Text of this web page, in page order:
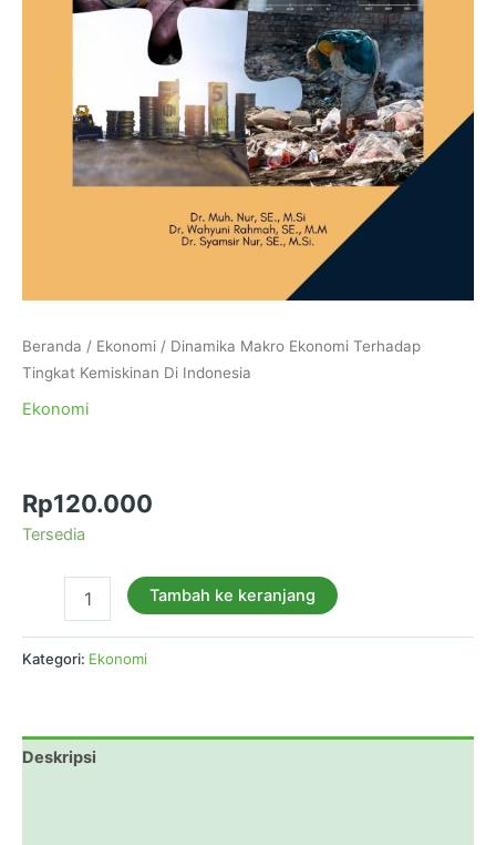
Beranda / Ekonomi / Dinamika Makro Ekonomi Terhadap
Tingkat Kemiskinan Di Indonesia
Ekonomi
Rp120.000
Tersedia
Tambah ke keranjang
Kategori: Ekonomi
Deskripsi